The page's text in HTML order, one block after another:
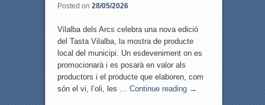
Posted on 28/05/2026
Vilalba dels Arcs celebra una nova edició
del Tasta Vilalba, la mostra de producte
local del municipi. Un esdeveniment on es
promocionarà i es posarà en valor als
productors i el producte que elaboren, com
són el vi, l’oli, les … Continue reading →